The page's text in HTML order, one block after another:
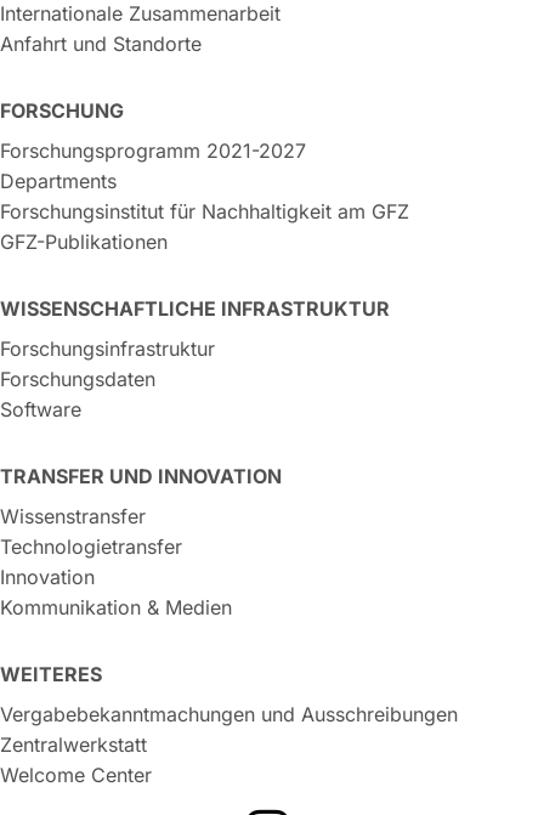
Internationale Zusammenarbeit
Anfahrt und Standorte
FORSCHUNG
Forschungsprogramm 2021-2027
Departments
Forschungsinstitut für Nachhaltigkeit am GFZ
GFZ-Publikationen
WISSENSCHAFTLICHE INFRASTRUKTUR
Forschungsinfrastruktur
Forschungsdaten
Software
TRANSFER UND INNOVATION
Wissenstransfer
Technologietransfer
Innovation
Kommunikation & Medien
WEITERES
Vergabebekanntmachungen und Ausschreibungen
Zentralwerkstatt
Welcome Center